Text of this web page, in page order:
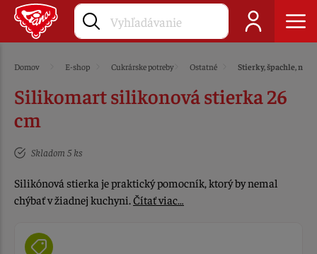
Domov E-shop Cukrárske potreby Ostatné Stierky, špachle, nože
Silikomart silikonová stierka 26
cm
Skladom 5 ks
Silikónová stierka je praktický pomocník, ktorý by nemal
chýbať v žiadnej kuchyni.Čítať viac…